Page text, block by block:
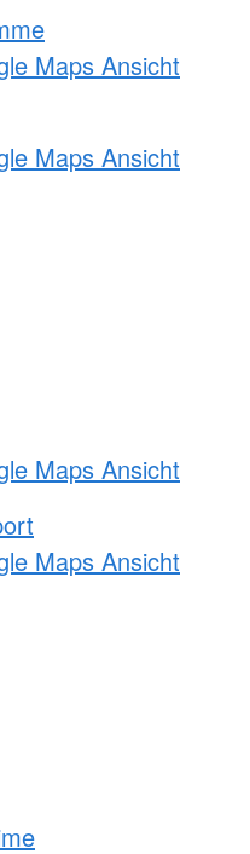
Maps Ansicht
Maps Ansicht
Maps Ansicht
Maps Ansicht